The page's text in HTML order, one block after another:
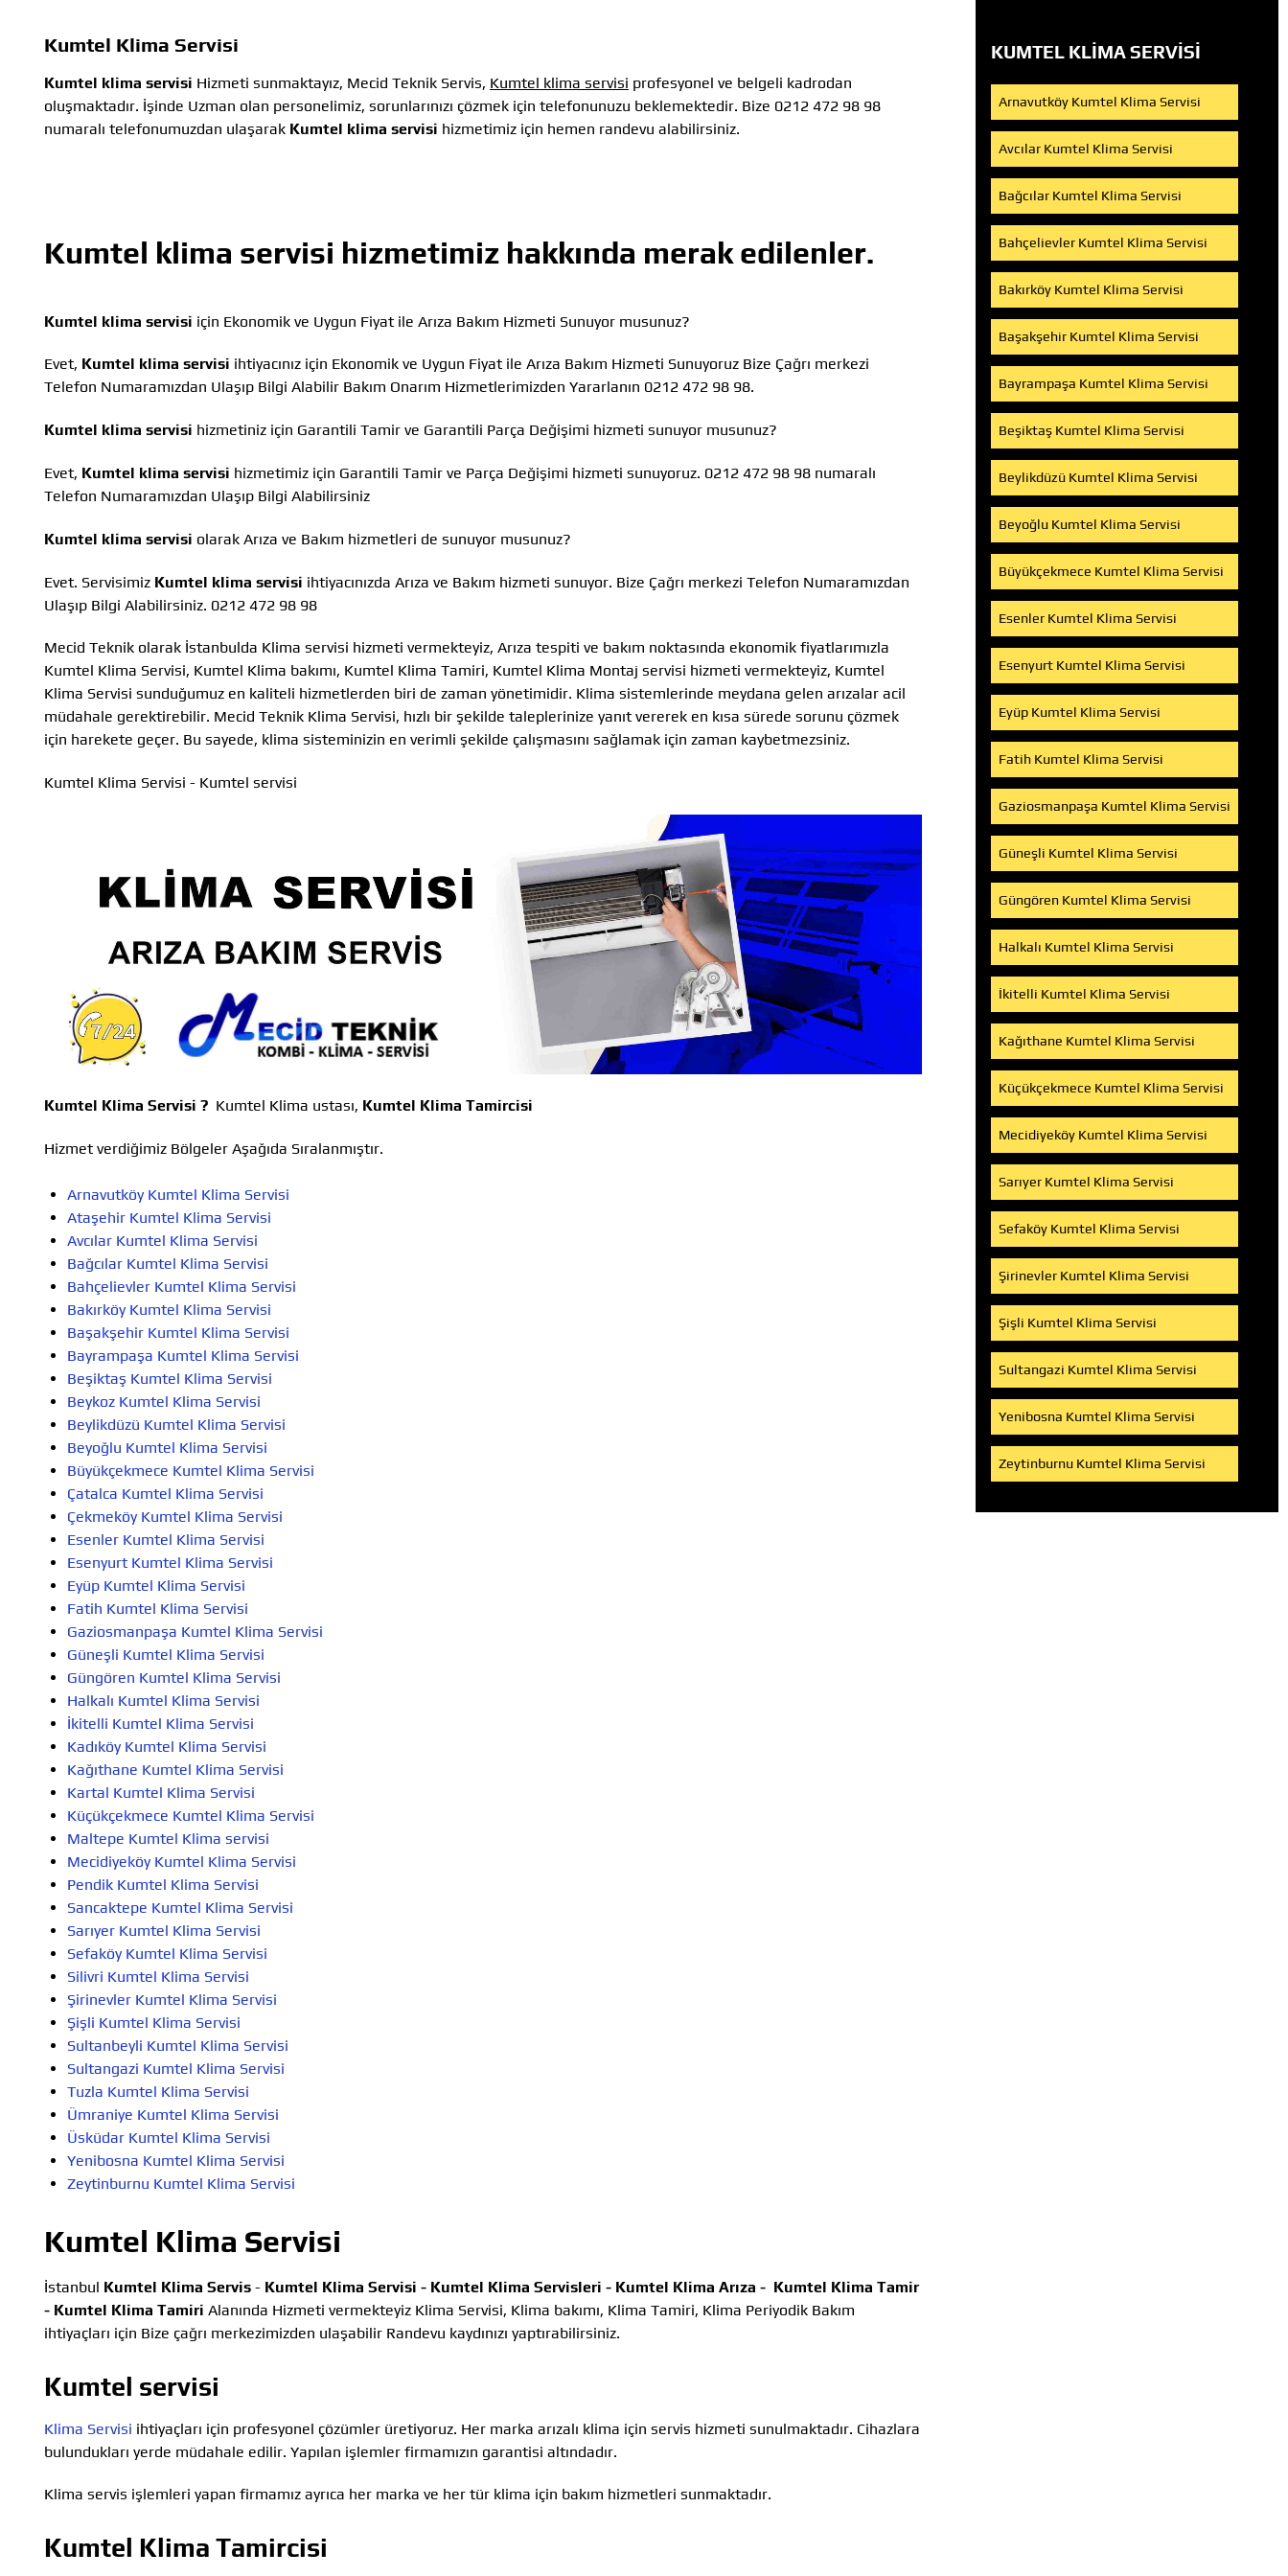
Kumtel Klima Servisi
Kumtel klima servisi Hizmeti sunmaktayız, Mecid Teknik Servis, Kumtel klima servisi profesyonel ve belgeli kadrodan
oluşmaktadır. İşinde Uzman olan personelimiz, sorunlarınızı çözmek için telefonunuzu beklemektedir. Bize 0212 472 98 98
numaralı telefonumuzdan ulaşarak Kumtel klima servisi hizmetimiz için hemen randevu alabilirsiniz.
Kumtel klima servisi hizmetimiz hakkında merak edilenler.
Kumtel klima servisi için Ekonomik ve Uygun Fiyat ile Arıza Bakım Hizmeti Sunuyor musunuz?
Evet, Kumtel klima servisi ihtiyacınız için Ekonomik ve Uygun Fiyat ile Arıza Bakım Hizmeti Sunuyoruz Bize Çağrı merkezi
Telefon Numaramızdan Ulaşıp Bilgi Alabilir Bakım Onarım Hizmetlerimizden Yararlanın 0212 472 98 98.
Kumtel klima servisi hizmetiniz için Garantili Tamir ve Garantili Parça Değişimi hizmeti sunuyor musunuz?
Evet, Kumtel klima servisi hizmetimiz için Garantili Tamir ve Parça Değişimi hizmeti sunuyoruz. 0212 472 98 98 numaralı
Telefon Numaramızdan Ulaşıp Bilgi Alabilirsiniz
Kumtel klima servisi olarak Arıza ve Bakım hizmetleri de sunuyor musunuz?
Evet. Servisimiz Kumtel klima servisi ihtiyacınızda Arıza ve Bakım hizmeti sunuyor. Bize Çağrı merkezi Telefon Numaramızdan
Ulaşıp Bilgi Alabilirsiniz. 0212 472 98 98
Mecid Teknik olarak İstanbulda Klima servisi hizmeti vermekteyiz, Arıza tespiti ve bakım noktasında ekonomik fiyatlarımızla
Kumtel Klima Servisi, Kumtel Klima bakımı, Kumtel Klima Tamiri, Kumtel Klima Montaj servisi hizmeti vermekteyiz, Kumtel
Klima Servisi sunduğumuz en kaliteli hizmetlerden biri de zaman yönetimidir. Klima sistemlerinde meydana gelen arızalar acil
müdahale gerektirebilir. Mecid Teknik Klima Servisi, hızlı bir şekilde taleplerinize yanıt vererek en kısa sürede sorunu çözmek
için harekete geçer. Bu sayede, klima sisteminizin en verimli şekilde çalışmasını sağlamak için zaman kaybetmezsiniz.
Kumtel Klima Servisi - Kumtel servisi
Kumtel Klima Servisi ? Kumtel Klima ustası, Kumtel Klima Tamircisi
Hizmet verdiğimiz Bölgeler Aşağıda Sıralanmıştır.
Arnavutköy Kumtel Klima Servisi
Ataşehir Kumtel Klima Servisi
Avcılar Kumtel Klima Servisi
Bağcılar Kumtel Klima Servisi
Bahçelievler Kumtel Klima Servisi
Bakırköy Kumtel Klima Servisi
Başakşehir Kumtel Klima Servisi
Bayrampaşa Kumtel Klima Servisi
Beşiktaş Kumtel Klima Servisi
Beykoz Kumtel Klima Servisi
Beylikdüzü Kumtel Klima Servisi
Beyoğlu Kumtel Klima Servisi
Büyükçekmece Kumtel Klima Servisi
Çatalca Kumtel Klima Servisi
Çekmeköy Kumtel Klima Servisi
Esenler Kumtel Klima Servisi
Esenyurt Kumtel Klima Servisi
Eyüp Kumtel Klima Servisi
Fatih Kumtel Klima Servisi
Gaziosmanpaşa Kumtel Klima Servisi
Güneşli Kumtel Klima Servisi
Güngören Kumtel Klima Servisi
Halkalı Kumtel Klima Servisi
İkitelli Kumtel Klima Servisi
Kadıköy Kumtel Klima Servisi
Kağıthane Kumtel Klima Servisi
Kartal Kumtel Klima Servisi
Küçükçekmece Kumtel Klima Servisi
Maltepe Kumtel Klima servisi
Mecidiyeköy Kumtel Klima Servisi
Pendik Kumtel Klima Servisi
Sancaktepe Kumtel Klima Servisi
Sarıyer Kumtel Klima Servisi
Sefaköy Kumtel Klima Servisi
Silivri Kumtel Klima Servisi
Şirinevler Kumtel Klima Servisi
Şişli Kumtel Klima Servisi
Sultanbeyli Kumtel Klima Servisi
Sultangazi Kumtel Klima Servisi
Tuzla Kumtel Klima Servisi
Ümraniye Kumtel Klima Servisi
Üsküdar Kumtel Klima Servisi
Yenibosna Kumtel Klima Servisi
Zeytinburnu Kumtel Klima Servisi
Kumtel Klima Servisi
İstanbul Kumtel Klima Servis - Kumtel Klima Servisi - Kumtel Klima Servisleri - Kumtel Klima Arıza - Kumtel Klima Tamir
- Kumtel Klima Tamiri Alanında Hizmeti vermekteyiz Klima Servisi, Klima bakımı, Klima Tamiri, Klima Periyodik Bakım
ihtiyaçları için Bize çağrı merkezimizden ulaşabilir Randevu kaydınızı yaptırabilirsiniz.
Kumtel servisi
Klima Servisi ihtiyaçları için profesyonel çözümler üretiyoruz. Her marka arızalı klima için servis hizmeti sunulmaktadır. Cihazlara
bulundukları yerde müdahale edilir. Yapılan işlemler firmamızın garantisi altındadır.
Klima servis işlemleri yapan firmamız ayrıca her marka ve her tür klima için bakım hizmetleri sunmaktadır.
Kumtel Klima Tamircisi
KUMTEL KLIMA SERVISI
Arnavutköy Kumtel Klima Servisi
Avcılar Kumtel Klima Servisi
Bağcılar Kumtel Klima Servisi
Bahçelievler Kumtel Klima Servisi
Bakırköy Kumtel Klima Servisi
Başakşehir Kumtel Klima Servisi
Bayrampaşa Kumtel Klima Servisi
Beşiktaş Kumtel Klima Servisi
Beylikdüzü Kumtel Klima Servisi
Beyoğlu Kumtel Klima Servisi
Büyükçekmece Kumtel Klima Servisi
Esenler Kumtel Klima Servisi
Esenyurt Kumtel Klima Servisi
Eyüp Kumtel Klima Servisi
Fatih Kumtel Klima Servisi
Gaziosmanpaşa Kumtel Klima Servisi
Güneşli Kumtel Klima Servisi
Güngören Kumtel Klima Servisi
Halkalı Kumtel Klima Servisi
İkitelli Kumtel Klima Servisi
Kağıthane Kumtel Klima Servisi
Küçükçekmece Kumtel Klima Servisi
Mecidiyeköy Kumtel Klima Servisi
Sarıyer Kumtel Klima Servisi
Sefaköy Kumtel Klima Servisi
Şirinevler Kumtel Klima Servisi
Şişli Kumtel Klima Servisi
Sultangazi Kumtel Klima Servisi
Yenibosna Kumtel Klima Servisi
Zeytinburnu Kumtel Klima Servisi